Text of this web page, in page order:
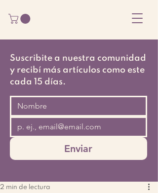
Suscribite a nuestra comunidad
y recibí más artículos como este
cada 15 días.
Enviar
2 min de lectura